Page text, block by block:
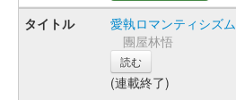
愛執ロマンティシズム
團屋林悟
読む
(連載終了)